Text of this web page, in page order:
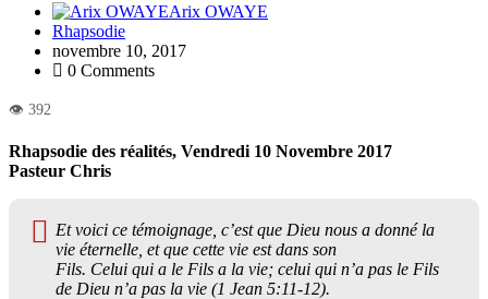
Arix OWAYE
Rhapsodie
novembre 10, 2017
0 Comments
Rhapsodie des réalités, Vendredi 10 Novembre 2017
Pasteur Chris
Et voici ce témoignage, c’est que Dieu nous a donné la
vie éternelle, et que cette vie est dans son
Fils. Celui qui a le Fils a la vie; celui qui n’a pas le Fils
de Dieu n’a pas la vie (1 Jean 5:11-12).